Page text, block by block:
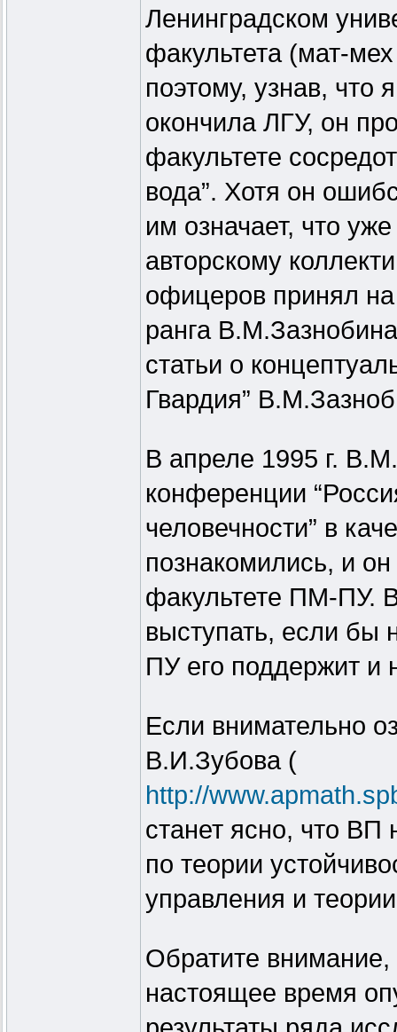
Ленинградском
факультета (мат-
поэтому, узнав, что
окончила ЛГУ, он
факультете
вода”. Хотя он
им означает, что
авторскому
офицеров принял на
ранга
статьи о
Гвардия”
В апреле 1995 г.
конференции
человечности” в
познакомились, и
факультете ПМ-ПУ.
выступать, если бы
ПУ его поддержит и
Если внимательно
В.И.Зубова (
http://
станет ясно, что ВП
по теории
управления и
Обратите
настоящее время